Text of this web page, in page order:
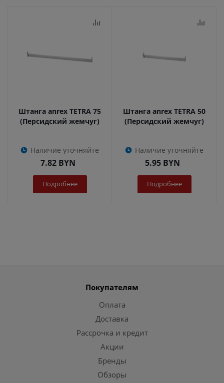
Штанга anrex TETRA 75
(Персидский жемчуг)
Наличие уточняйте
7.82 BYN
Подробнее
Штанга anrex TETRA 50
(Персидский жемчуг)
Наличие уточняйте
5.95 BYN
Подробнее
Покупателям
Оплата
Доставка
Рассрочка и кредит
Акции
Бренды
Обзоры